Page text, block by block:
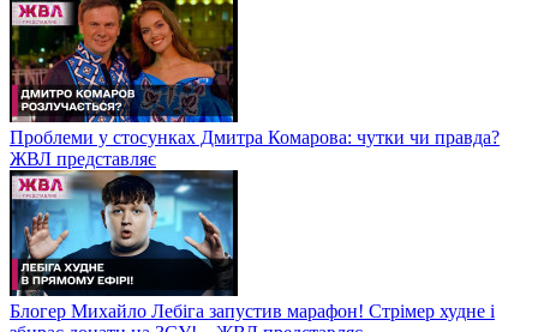
Проблеми у стосунках Дмитра Комарова: чутки чи правда?
ЖВЛ представляє
Блогер Михайло Лебіга запустив марафон! Стрімер худне і